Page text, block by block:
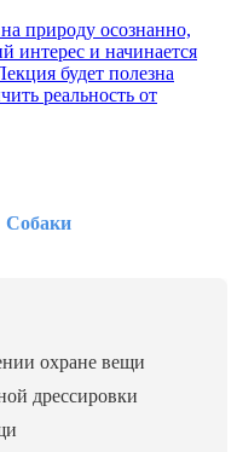
природу осознанно,
интерес и начинается
будет полезна
реальность от
Собаки
охране вещи
дрессировки